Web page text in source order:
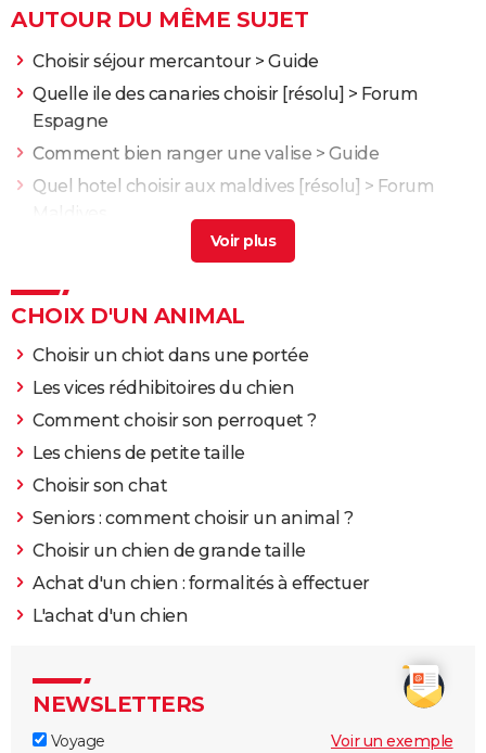
AUTOUR DU MÊME SUJET
Choisir séjour mercantour> Guide
Quelle ile des canaries choisir[résolu] > Forum
Espagne
Comment bien ranger une valise > Guide
Quel hotel choisir aux maldives [résolu] > Forum
Quel fuseau horaire choisir pour la france
CHOIX D'UN ANIMAL
Choisir un chiot dans une portée
Les vices rédhibitoires du chien
Comment choisir son perroquet ?
Les chiens de petite taille
Choisir son chat
Seniors : comment choisir un animal ?
Choisir un chien de grande taille
Achat d'un chien : formalités à effectuer
L'achat d'un chien
NEWSLETTERS
Voyage
Voir un exemple